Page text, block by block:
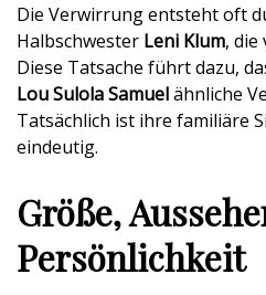
Die Verwirrung entsteht oft
Halbschwester Leni Klum, die
Diese Tatsache führt dazu,
Lou Sulola Samuelähnliche
Tatsächlich ist ihre familiäre
eindeutig.
Größe,
Persönlichkeit